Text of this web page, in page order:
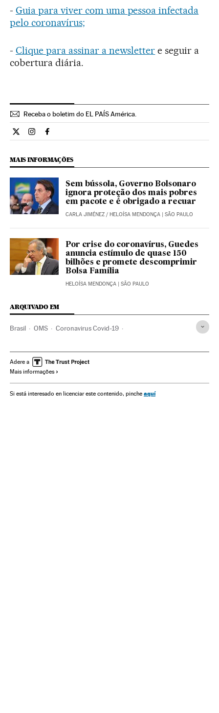
- Guia para viver com uma pessoa infectada
pelo coronavírus;
- Clique para assinar a newsletter e seguir a
cobertura diária.
Receba o boletim do EL PAÍS América.
Economia El País Brasil en Twitter
Economia El País Brasil en Instagram
Economia El País Brasil en Facebook
MAIS INFORMAÇÕES
Sem bússola, Governo Bolsonaro
ignora proteção dos mais pobres
em pacote e é obrigado a recuar
CARLA JIMÉNEZ / HELOÍSA MENDONÇA | SÃO PAULO
Por crise do coronavírus, Guedes
anuncia estímulo de quase 150
bilhões e promete descomprimir
Bolsa Família
HELOÍSA MENDONÇA | SÃO PAULO
ARQUIVADO EM
Brasil OMS Coronavirus Covid-19
Doenças infecciosas Doenças respiratórias
Ministério Saúde
Adere a
Mais informações
Si está interesado en licenciar este contenido, pinche aquí